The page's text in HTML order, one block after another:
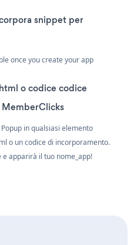
snippet per
once you create your app
o codice codice
in qualsiasi elemento
o un codice di incorporamento.
apparirà il tuo nome_app!